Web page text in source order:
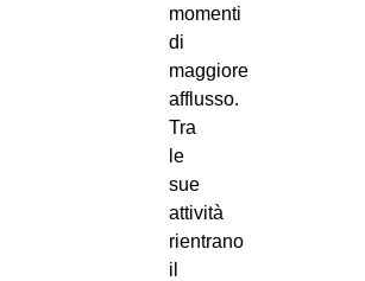
momenti
di
maggiore
afflusso.
Tra
le
sue
attività
rientrano
il